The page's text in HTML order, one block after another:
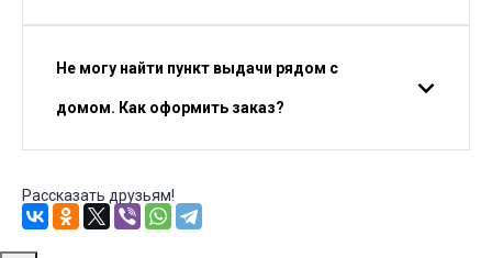
Не могу найти пункт выдачи рядом с
домом. Как оформить заказ?
Рассказать друзьям!